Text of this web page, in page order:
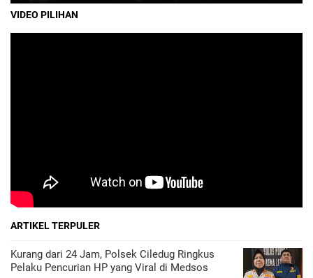
VIDEO PILIHAN
ARTIKEL TERPULER
Kurang dari 24 Jam, Polsek Ciledug Ringkus
Pelaku Pencurian HP yang Viral di Medsos